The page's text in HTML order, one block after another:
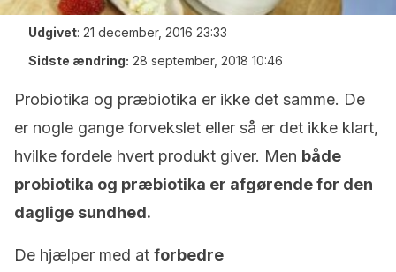
Udgivet: 21 december, 2016 23:33
Sidste ændring: 28 september, 2018 10:46
Probiotika og præbiotika er ikke det samme. De
er nogle gange forvekslet eller så er det ikke klart,
hvilke fordele hvert produkt giver. Men både
probiotika og præbiotika er afgørende for den
daglige sundhed.
De hjælper med at forbedre